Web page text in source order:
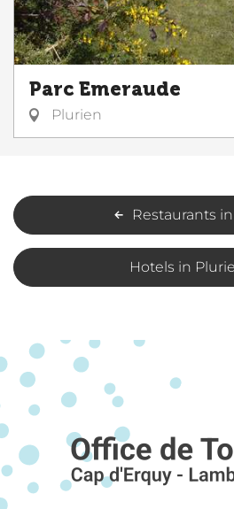
Parc Emeraude
Plurien
Restaurants
Hotels in